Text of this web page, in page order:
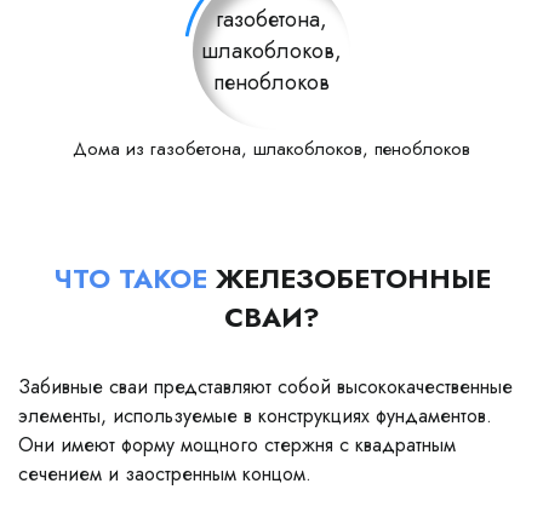
Дома из газобетона, шлакоблоков, пеноблоков
ЧТО ТАКОЕ ЖЕЛЕЗОБЕТОННЫЕ
СВАИ?
Забивные сваи представляют собой высококачественные
элементы, используемые в конструкциях фундаментов.
Они имеют форму мощного стержня с квадратным
сечением и заостренным концом.